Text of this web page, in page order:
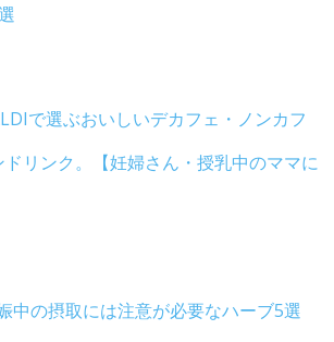
で選ぶおいしいデカフェ・ノンカフ
ドリンク。【妊婦さん・授乳中のママに
中の摂取には注意が必要なハーブ5選